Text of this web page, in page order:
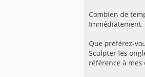
Combien de
Immédiatement.
Que préférez-
Sculpter les
référence à mes